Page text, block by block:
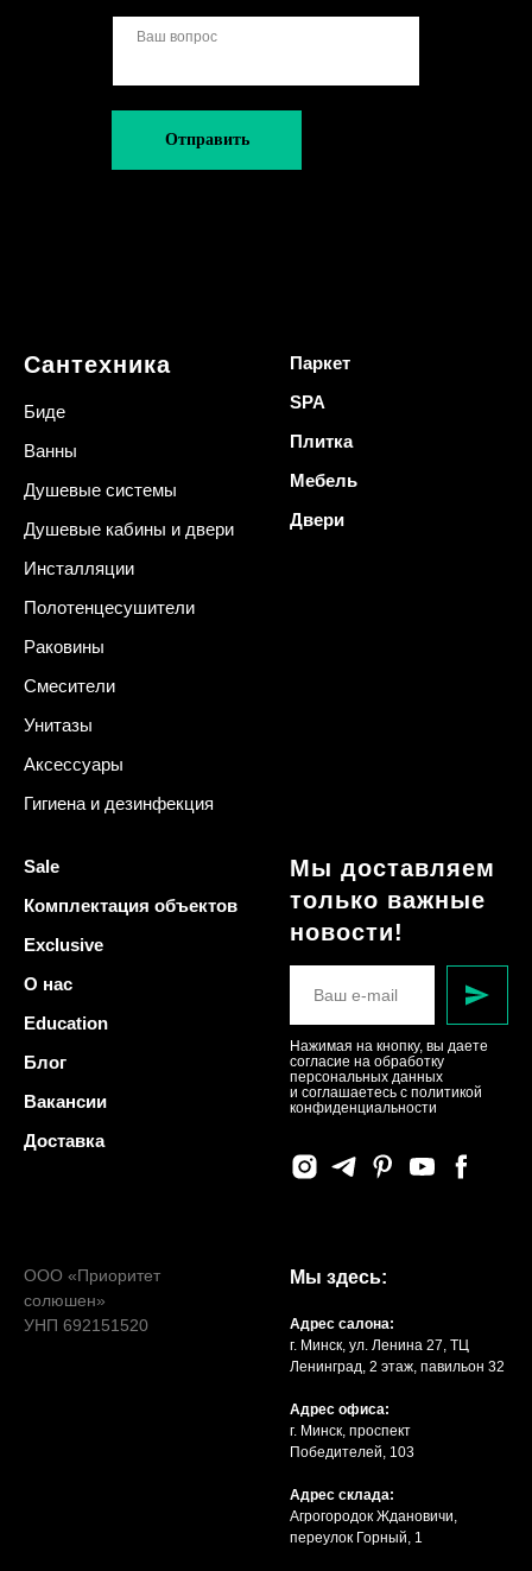
Отправить
Сантехника
Биде
Ванны
Душевые системы
Душевые кабины и двери
Инсталляции
Полотенцесушители
Раковины
Смесители
Унитазы
Аксессуары
Гигиена и дезинфекция
Паркет
SPA
Плитка
Мебель
Двери
Sale
Комплектация объектов
Exclusive
О нас
Education
Блог
Вакансии
Доставка
Мы доставляем
только важные
новости!
Нажимая на кнопку, вы даете
согласие на обработку
персональных данных
и соглашаетесь c политикой
конфиденциальности
ООО «Приоритет
солюшен»
УНП 692151520
Мы здесь:
Адрес салона:
г. Минск, ул. Ленина 27, ТЦ
Ленинград, 2 этаж, павильон 32
Адрес офиса:
г. Минск, проспект
Победителей, 103
Адрес склада:
Агрогородок Ждановичи,
переулок Горный, 1